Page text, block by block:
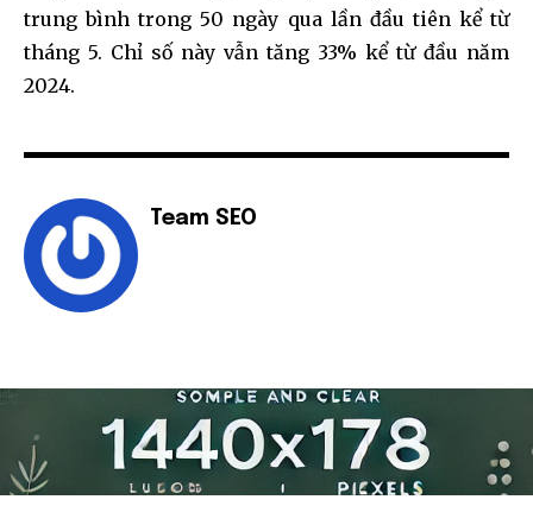
trung bình trong 50 ngày qua lần đầu tiên kể từ
tháng 5. Chỉ số này vẫn tăng 33% kể từ đầu năm
2024.
Team SEO